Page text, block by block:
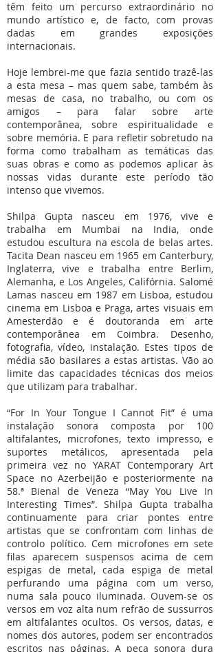
têm feito um percurso extraordinário no
mundo artístico e, de facto, com provas
dadas em grandes exposições
internacionais.
Hoje lembrei-me que fazia sentido trazê-las
a esta mesa – mas quem sabe, também às
mesas de casa, no trabalho, ou com os
amigos – para falar sobre arte
contemporânea, sobre espiritualidade e
sobre memória. E para refletir sobretudo na
forma como trabalham as temáticas das
suas obras e como as podemos aplicar às
nossas vidas durante este período tão
intenso que vivemos.
Shilpa Gupta nasceu em 1976, vive e
trabalha em Mumbai na India, onde
estudou escultura na escola de belas artes.
Tacita Dean nasceu em 1965 em Canterbury,
Inglaterra, vive e trabalha entre Berlim,
Alemanha, e Los Angeles, Califórnia. Salomé
Lamas nasceu em 1987 em Lisboa, estudou
cinema em Lisboa e Praga, artes visuais em
Amesterdão e é doutoranda em arte
contemporânea em Coimbra. Desenho,
fotografia, vídeo, instalação. Estes tipos de
média são basilares a estas artistas. Vão ao
limite das capacidades técnicas dos meios
que utilizam para trabalhar.
“For In Your Tongue I Cannot Fit” é uma
instalação sonora composta por 100
altifalantes, microfones, texto impresso, e
suportes metálicos, apresentada pela
primeira vez no YARAT Contemporary Art
Space no Azerbeijão e posteriormente na
58.ª Bienal de Veneza “May You Live In
Interesting Times”. Shilpa Gupta trabalha
continuamente para criar pontes entre
artistas que se confrontam com linhas de
controlo político. Cem microfones em sete
filas aparecem suspensos acima de cem
espigas de metal, cada espiga de metal
perfurando uma página com um verso,
numa sala pouco iluminada. Ouvem-se os
versos em voz alta num refrão de sussurros
em altifalantes ocultos. Os versos, datas, e
nomes dos autores, podem ser encontrados
escritos nas páginas. A peça sonora dura